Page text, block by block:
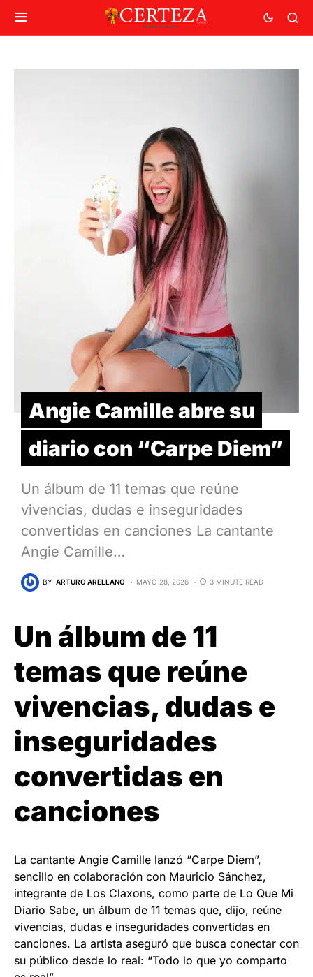
Angie Camille abre su
diario con “Carpe Diem”
Un álbum de 11 temas que reúne
vivencias, dudas e inseguridades
convertidas en canciones La cantante
Angie Camille…
BY ARTURO ARELLANO MAYO 28, 2026 3 MINUTE READ
Un álbum de 11
temas que reúne
vivencias, dudas e
inseguridades
convertidas en
canciones
La cantante Angie Camille lanzó “Carpe Diem”,
sencillo en colaboración con Mauricio Sánchez,
integrante de Los Claxons, como parte de Lo Que Mi
Diario Sabe, un álbum de 11 temas que, dijo, reúne
vivencias, dudas e inseguridades convertidas en
canciones. La artista aseguró que busca conectar con
su público desde lo real: “Todo lo que yo comparto